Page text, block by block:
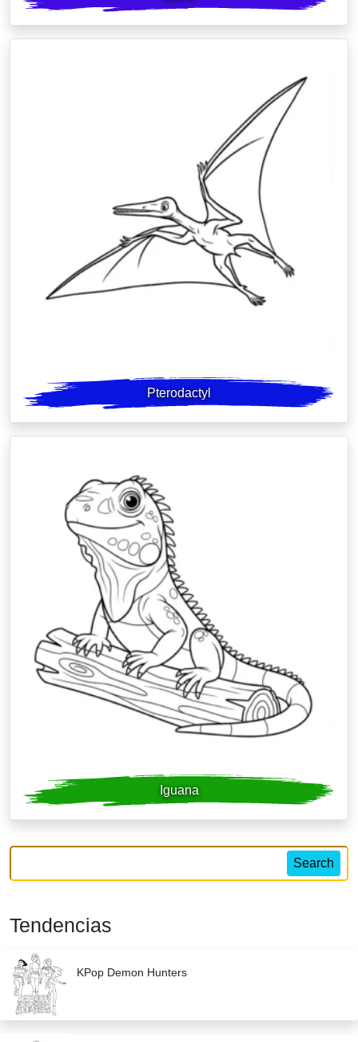
Pterodactyl
Iguana
Search
Tendencias
KPop Demon Hunters